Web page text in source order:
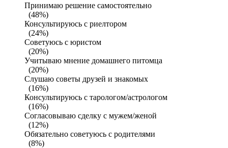
Принимаю решение самостоятельно
(48%)
Консультируюсь с риелтором
(24%)
Советуюсь с юристом
(20%)
Учитываю мнение домашнего питомца
(20%)
Слушаю советы друзей и знакомых
(16%)
Консультируюсь с тарологом/астрологом
(16%)
Согласовываю сделку с мужем/женой
(12%)
Обязательно советуюсь с родителями
(8%)